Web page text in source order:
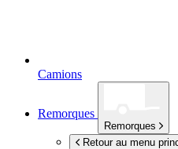
Camions
Remorques
Remorques
Retour au menu